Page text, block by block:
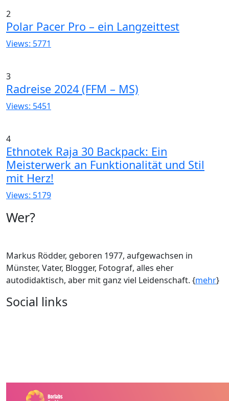
2
Polar Pacer Pro – ein Langzeittest
Views: 5771
3
Radreise 2024 (FFM – MS)
Views: 5451
4
Ethnotek Raja 30 Backpack: Ein
Meisterwerk an Funktionalität und Stil
mit Herz!
Views: 5179
Wer?
Markus Rödder, geboren 1977, aufgewachsen in
Münster, Vater, Blogger, Fotograf, alles eher
autodidaktisch, aber mit ganz viel Leidenschaft. {mehr}
Social links